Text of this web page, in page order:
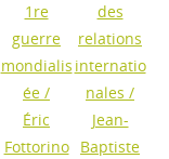
1re
guerre
mondialis
ée /
Éric
Fottorino
des
relations
internatio
nales /
Jean-
Baptiste